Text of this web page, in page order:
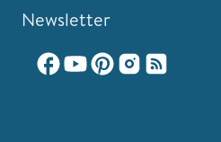
Newsletter